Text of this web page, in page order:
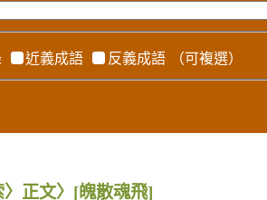
近義成語 反義成語 （可複選）
正文〉 [魄散魂飛]